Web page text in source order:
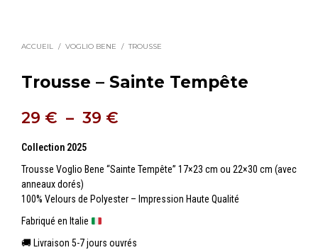
ACCUEIL / VOGLIO BENE / TROUSSE
Trousse – Sainte Tempête
29 € – 39 €
prix :
39 €
Collection 2025
Trousse Voglio Bene “Sainte Tempête” 17×23 cm ou 22×30 cm (avec
anneaux dorés)
100% Velours de Polyester – Impression Haute Qualité
Fabriqué en Italie
🚚 Livraison 5-7 jours ouvrés